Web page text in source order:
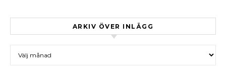
ARKIV ÖVER INLÄGG